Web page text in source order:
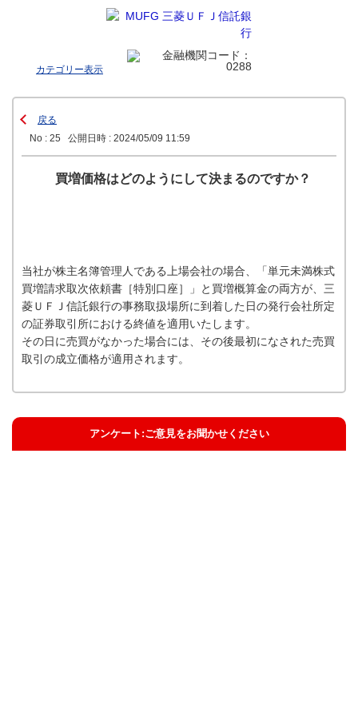
カテゴリー表示
戻る
No : 25
公開日時 : 2024/05/09 11:59
買増価格はどのようにして決まるのですか？
当社が株主名簿管理人である上場会社の場合、「単元未満株式
買増請求取次依頼書［特別口座］」と買増概算金の両方が、三
菱ＵＦＪ信託銀行の事務取扱場所に到着した日の発行会社所定
の証券取引所における終値を適用いたします。
その日に売買がなかった場合には、その後最初になされた売買
取引の成立価格が適用されます。
アンケート:ご意見をお聞かせください